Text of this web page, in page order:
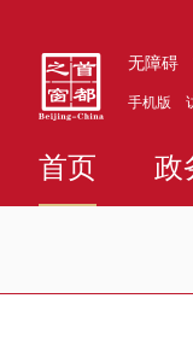
无障碍
手机版
首页 政